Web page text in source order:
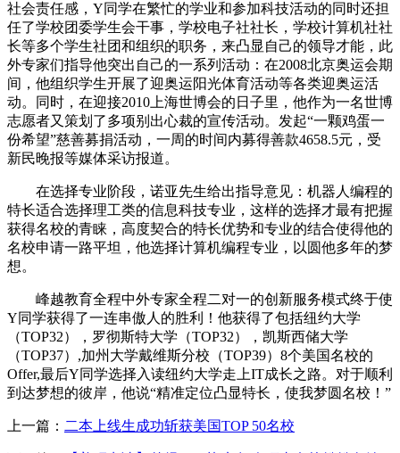
社会责任感，Y同学在繁忙的学业和参加科技活动的同时还担
任了学校团委学生会干事，学校电子社社长，学校计算机社社
长等多个学生社团和组织的职务，来凸显自己的领导才能，此
外专家们指导他突出自己的一系列活动：在2008北京奥运会期
间，他组织学生开展了迎奥运阳光体育活动等各类迎奥运活
动。同时，在迎接2010上海世博会的日子里，他作为一名世博
志愿者又策划了多项别出心裁的宣传活动。发起“一颗鸡蛋一
份希望”慈善募捐活动，一周的时间内募得善款4658.5元，受
新民晚报等媒体采访报道。
在选择专业阶段，诺亚先生给出指导意见：机器人编程的
特长适合选择理工类的信息科技专业，这样的选择才最有把握
获得名校的青睐，高度契合的特长优势和专业的结合使得他的
名校申请一路平坦，他选择计算机编程专业，以圆他多年的梦
想。
峰越教育全程中外专家全程二对一的创新服务模式终于使
Y同学获得了一连串傲人的胜利！他获得了包括纽约大学
（TOP32），罗彻斯特大学（TOP32），凯斯西储大学
（TOP37）,加州大学戴维斯分校（TOP39）8个美国名校的
Offer,最后Y同学选择入读纽约大学走上IT成长之路。对于顺利
到达梦想的彼岸，他说“精准定位凸显特长，使我梦圆名校！”
上一篇： 二本上线生成功斩获美国TOP 50名校